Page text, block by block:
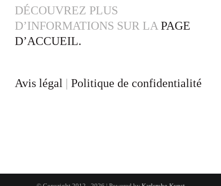
DÉCOUVREZ PLUS
D’INFORMATIONS SUR LAPAGE
D’ACCUEIL.
Avis légal| Politique de confidentialité